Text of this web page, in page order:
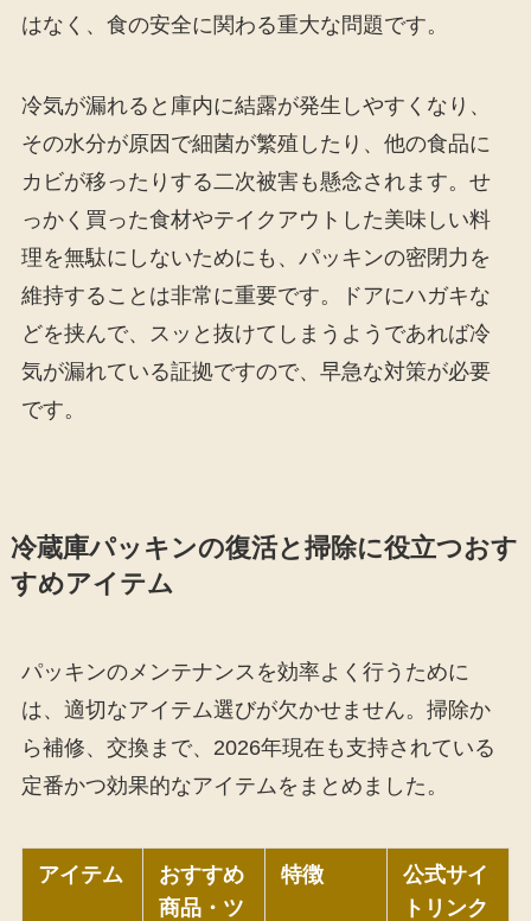
はなく、食の安全に関わる重大な問題です。
冷気が漏れると庫内に結露が発生しやすくなり、
その水分が原因で細菌が繁殖したり、他の食品に
カビが移ったりする二次被害も懸念されます。せ
っかく買った食材やテイクアウトした美味しい料
理を無駄にしないためにも、パッキンの密閉力を
維持することは非常に重要です。ドアにハガキな
どを挟んで、スッと抜けてしまうようであれば冷
気が漏れている証拠ですので、早急な対策が必要
です。
冷蔵庫パッキンの復活と掃除に役立つおす
すめアイテム
パッキンのメンテナンスを効率よく行うために
は、適切なアイテム選びが欠かせません。掃除か
ら補修、交換まで、2026年現在も支持されている
定番かつ効果的なアイテムをまとめました。
アイテム
おすすめ
商品・ツ
特徴
公式サイ
トリンク